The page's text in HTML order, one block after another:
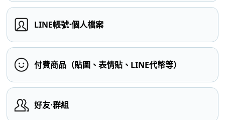
LINE帳號⋅個人檔案
付費商品（貼圖、表情貼、LINE代幣等）
好友⋅群組